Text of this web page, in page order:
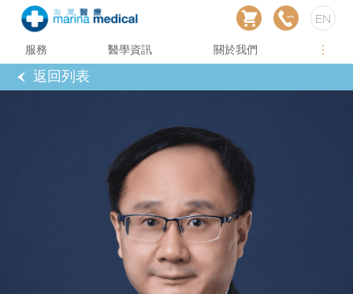
EN
服務 醫學資訊 關於我們
返回列表